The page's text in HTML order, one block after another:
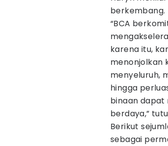
berkembang.
“BCA
karena itu,
menonjolkan
menyeluruh,
hingga
binaan dapat
berdaya,”
Berikut
sebagai